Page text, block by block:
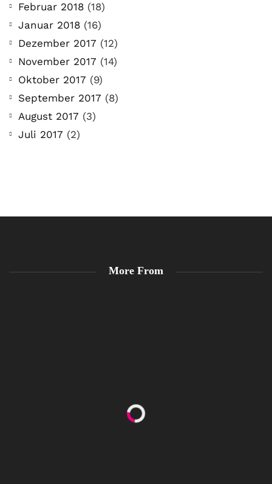
Februar 2018 (18)
Januar 2018 (16)
Dezember 2017 (12)
November 2017 (14)
Oktober 2017 (9)
September 2017 (8)
August 2017 (3)
Juli 2017 (2)
More From